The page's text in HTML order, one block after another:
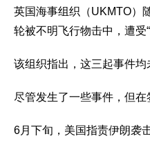
英国海事组织（UKMTO）
轮被不明飞行物击中，遭受
该组织指出，这三起事件均
尽管发生了一些事件，但在
6月下旬，美国指责伊朗袭